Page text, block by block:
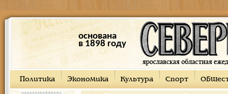
основана
в 1898 году
Политика Экономика Культура Спорт